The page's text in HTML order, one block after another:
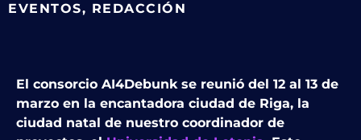
EVENTOS, REDACCIÓN
El consorcio AI4Debunk se reunió del 12 al 13 de
marzo en la encantadora ciudad de Riga, la
ciudad natal de nuestro coordinador de